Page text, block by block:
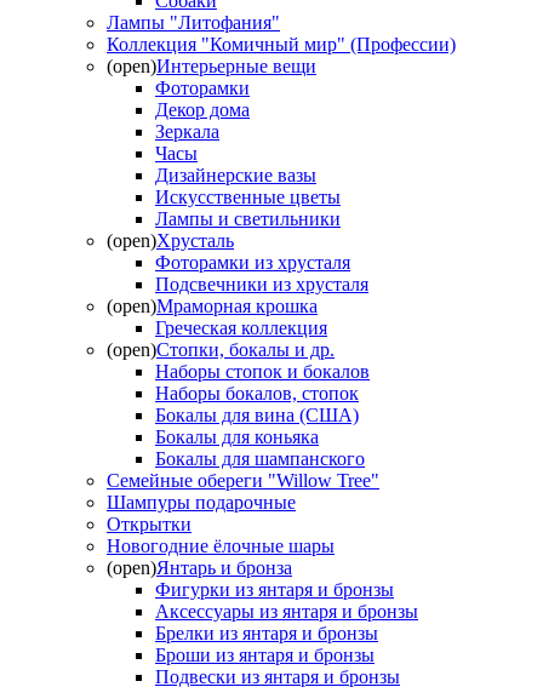
Лампы "Литофания"
Коллекция "Комичный мир" (Профессии)
(open)Интерьерные вещи
Фоторамки
Декор дома
Зеркала
Часы
Дизайнерские вазы
Искусственные цветы
Лампы и светильники
(open)Хрусталь
Фоторамки из хрусталя
Подсвечники из хрусталя
(open)Мраморная крошка
Греческая коллекция
(open)Стопки, бокалы и др.
Наборы стопок и бокалов
Наборы бокалов, стопок
Бокалы для вина (США)
Бокалы для коньяка
Бокалы для шампанского
Семейные обереги "Willow Tree"
Шампуры подарочные
Открытки
Новогодние ёлочные шары
(open)Янтарь и бронза
Фигурки из янтаря и бронзы
Аксессуары из янтаря и бронзы
Брелки из янтаря и бронзы
Броши из янтаря и бронзы
Подвески из янтаря и бронзы